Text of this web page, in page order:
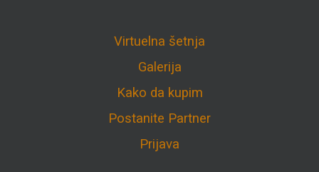
Virtuelna šetnja
Galerija
Kako da kupim
Postanite Partner
Prijava